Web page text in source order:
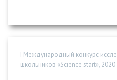
I Международный конкурс
школьников «Science start», 2020